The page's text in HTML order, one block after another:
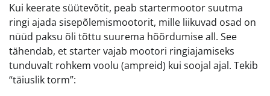
Kui keerate süütevõtit, peab startermootor suutma
ringi ajada sisepõlemismootorit, mille liikuvad osad on
nüüd paksu õli tõttu suurema hõõrdumise all. See
tähendab, et starter vajab mootori ringiajamiseks
tunduvalt rohkem voolu (ampreid) kui soojal ajal. Tekib
“täiuslik torm”: